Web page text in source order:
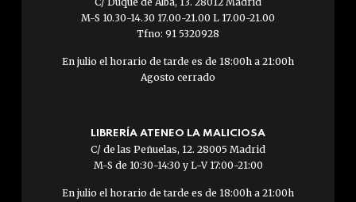
M-S 10.30-14.30 17.00-21.00 L 17.00-21.00
Tfno: 91 5320928
En julio el horario de tarde es de 18:00h a 21:00h
Agosto cerrado
LIBRERÍA ATENEO LA MALICIOSA
C/ de las Peñuelas, 12. 28005 Madrid
M-S de 10:30-14:30 y L-V 17:00-21:00
En julio el horario de tarde es de 18:00h a 21:00h